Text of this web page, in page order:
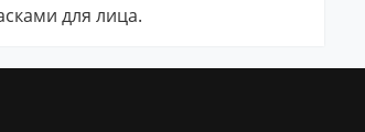
для лица.